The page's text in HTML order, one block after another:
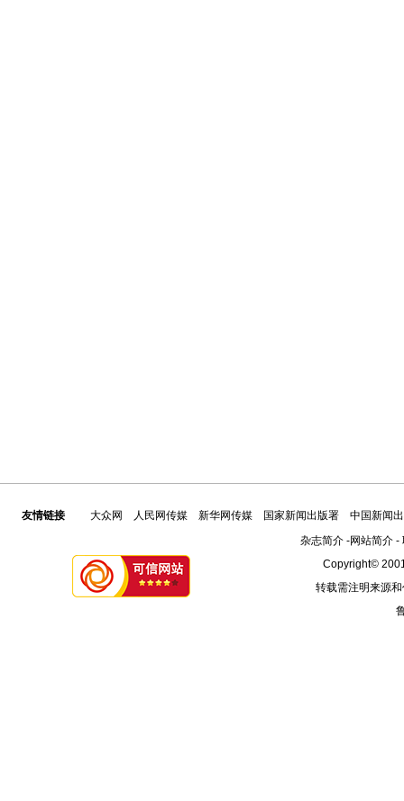
友情链接 大众网 人民网传媒 新华网传媒 国家新闻出版署
中国新闻
杂志简介-网站简介-
Copyright©
转载需注明来源